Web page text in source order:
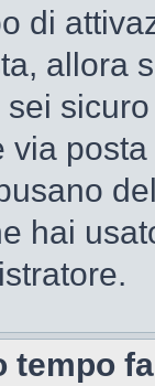
di
allora
via
hai
tempo